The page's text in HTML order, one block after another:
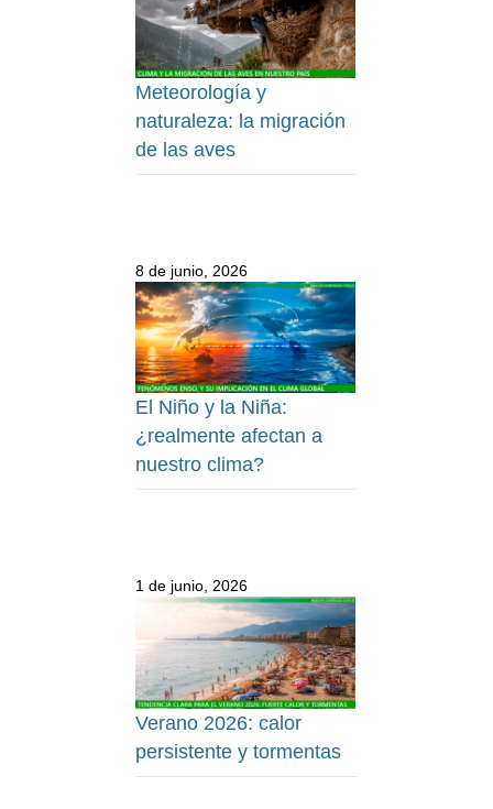
Meteorología y
naturaleza: la migración
de las aves
8 de junio, 2026
El Niño y la Niña:
¿realmente afectan a
nuestro clima?
1 de junio, 2026
Verano 2026: calor
persistente y tormentas